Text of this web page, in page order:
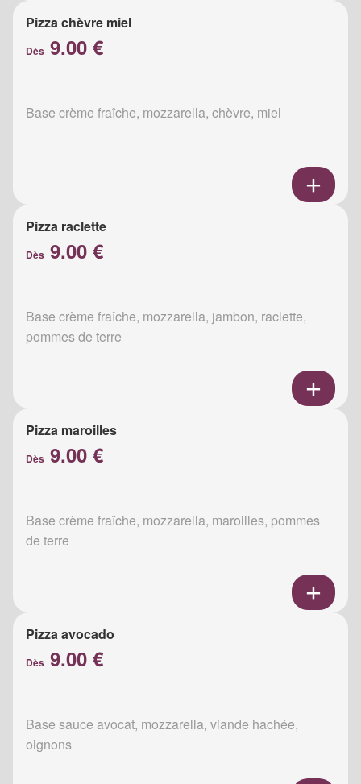
Pizza chèvre miel
Dès 9.00 €
Base crème fraîche, mozzarella, chèvre, miel
Pizza raclette
Dès 9.00 €
Base crème fraîche, mozzarella, jambon, raclette,
pommes de terre
Pizza maroilles
Dès 9.00 €
Base crème fraîche, mozzarella, maroilles, pommes
de terre
Pizza avocado
Dès 9.00 €
Base sauce avocat, mozzarella, viande hachée,
oignons